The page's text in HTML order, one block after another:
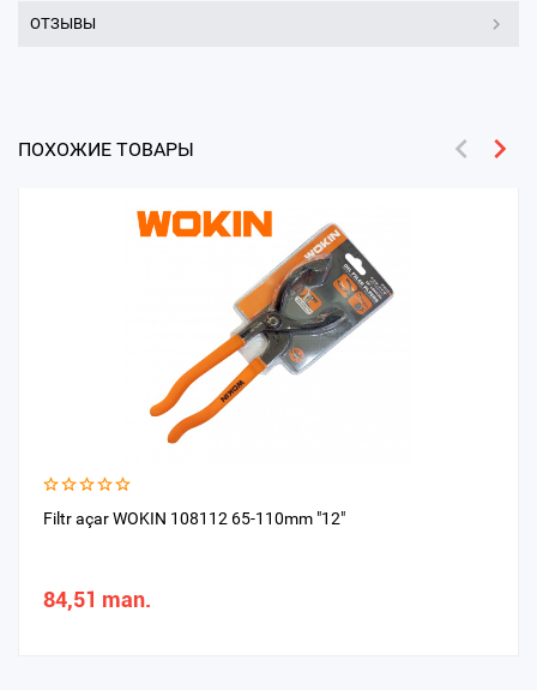
ОТЗЫВЫ
ПОХОЖИЕ ТОВАРЫ
Filtr açar WOKIN 108112 65-110mm "12"
84,51 man.